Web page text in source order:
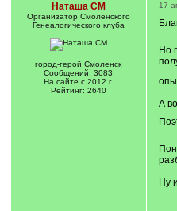
Наташа СМ
Организатор Смоленского
Генеалогического клуба
город-герой Смоленск
Сообщений: 3083
На сайте с 2012 г.
Рейтинг: 2640
17
Но
А
Ну